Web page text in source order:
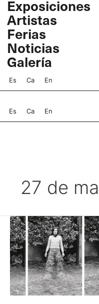
contenido
Exposiciones
Artistas
Ferias
Noticias
Galería
Es Ca En
Es Ca En
27 de
Fina
Miralles.
La
mujer
árbol,
la
mujer
agua,